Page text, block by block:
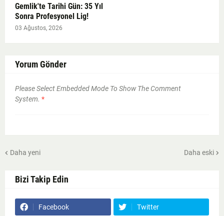
Gemlik'te Tarihi Gün: 35 Yıl
Sonra Profesyonel Lig!
03 Ağustos, 2026
Yorum Gönder
Please Select Embedded Mode To Show The Comment
System. *
Daha yeni Daha eski
Bizi Takip Edin
Facebook Twitter